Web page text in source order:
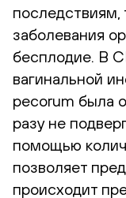
последствиям,
заболевания
бесплодие. В
вагинальной
pecorum была
разу не
помощью
позволяет
происходит